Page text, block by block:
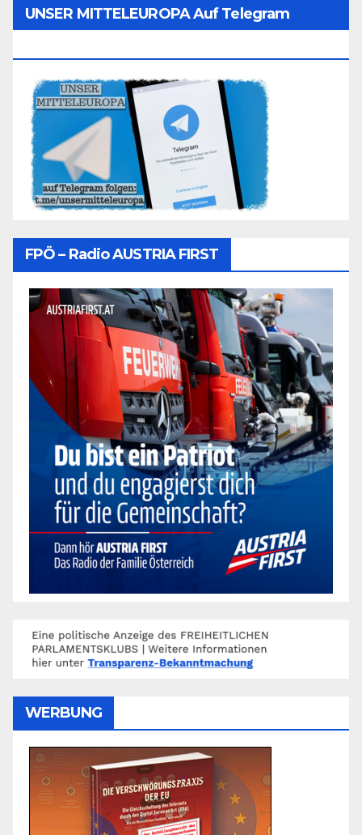
UNSER MITTELEUROPA Auf Telegram
FPÖ – Radio AUSTRIA FIRST
WERBUNG